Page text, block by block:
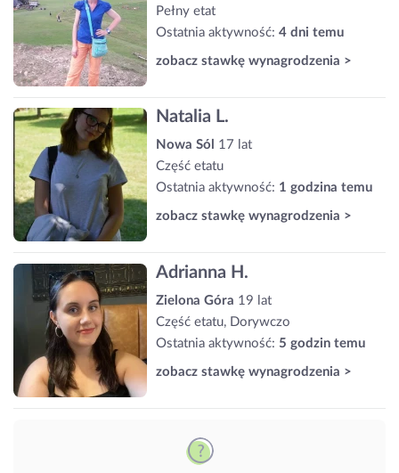
Pełny etat
Ostatnia aktywność: 4 dni temu
zobacz stawkę wynagrodzenia >
Natalia L.
Nowa Sól
17 lat
Część etatu
Ostatnia aktywność: 1 godzina temu
zobacz stawkę wynagrodzenia >
Adrianna H.
Zielona Góra 19 lat
Część etatu, Dorywczo
Ostatnia aktywność: 5 godzin temu
zobacz stawkę wynagrodzenia >